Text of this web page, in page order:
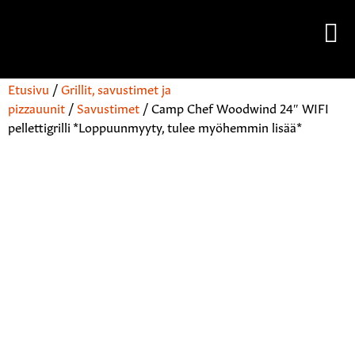
Etusivu /Grillit, savustimet ja
pizzauunit / Savustimet / Camp Chef Woodwind 24″ WIFI
pellettigrilli *Loppuunmyyty, tulee myöhemmin lisää*